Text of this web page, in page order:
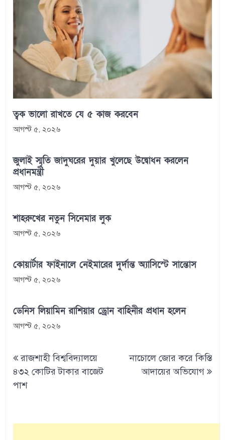
ত্বক ভালো রাখতে যে ৫ কাজ করবেন
আগস্ট ৫, ২০২৬
জুলাই স্মৃতি জাদুঘরের দুয়ার খুলেছে উদ্বোধন করলেন
প্রধানমন্ত্রী
আগস্ট ৫, ২০২৬
শাহরুখের নতুন সিনেমার লুক
আগস্ট ৫, ২০২৬
কোয়ার্টার ফাইনালে নেইমারের দুর্দান্ত অ্যাসিস্টে সান্তোস
আগস্ট ৫, ২০২৬
ডেনিস লিয়ামিন রাশিয়ার ড্রোন বাহিনীর প্রধান হলেন
আগস্ট ৫, ২০২৬
navigation
রাজশাহী বিশ্ববিদ্যালয়ে
৪৩২ কোটির টাকার বাজেট
পাশ
নাচোলে জোর করে কিস্তি
আদায়ের অভিযোগ